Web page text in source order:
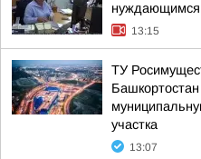
нуждающимся
13:15
ТУ
участка
13:07